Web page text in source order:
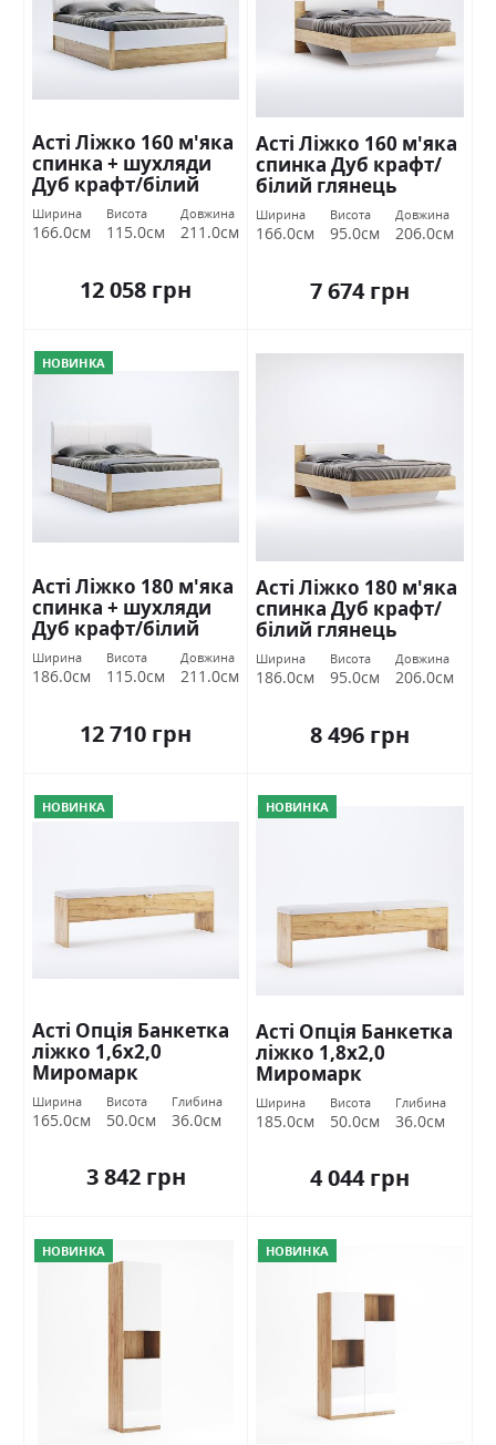
Асті Ліжко 160 м'яка
спинка + шухляди
Дуб крафт/білий
глянець Міромарк
Ширина
166.0см
Висота
115.0см
Довжина
211.0см
12 058 грн
Асті Ліжко 160 м'яка
спинка Дуб крафт/
білий глянець
Міромарк
Ширина
166.0см
Висота
95.0см
Довжина
206.0см
7 674 грн
НОВИНКА
Асті Ліжко 180 м'яка
спинка + шухляди
Дуб крафт/білий
глянець Міромарк
Ширина
186.0см
Висота
115.0см
Довжина
211.0см
12 710 грн
Асті Ліжко 180 м'яка
спинка Дуб крафт/
білий глянець
Міромарк
Ширина
186.0см
Висота
95.0см
Довжина
206.0см
8 496 грн
НОВИНКА
Асті Опція Банкетка
ліжко 1,6х2,0
Миромарк
Ширина
165.0см
Висота
50.0см
Глибина
36.0см
3 842 грн
НОВИНКА
Асті Опція Банкетка
ліжко 1,8х2,0
Миромарк
Ширина
185.0см
Висота
50.0см
Глибина
36.0см
4 044 грн
НОВИНКА НОВИНКА